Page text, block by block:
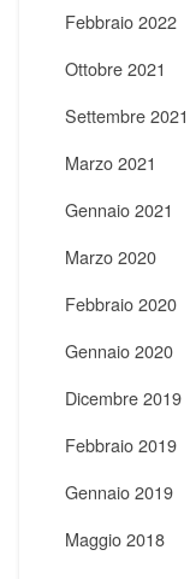
Febbraio 2022
Ottobre 2021
Settembre 2021
Marzo 2021
Gennaio 2021
Marzo 2020
Febbraio 2020
Gennaio 2020
Dicembre 2019
Febbraio 2019
Gennaio 2019
Maggio 2018